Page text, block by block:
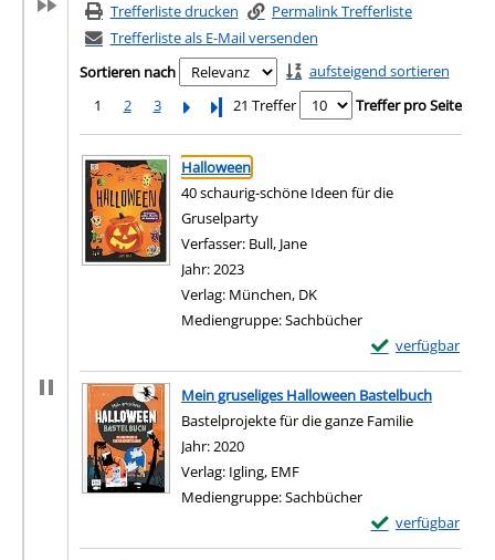
Trefferliste drucken
Permalink Trefferliste
Trefferliste als E-Mail versenden
Sortieren nach
aufsteigend sortieren
1
2 3 Letzte Seite
21 Treffer Treffer pro Seite
Suchergebnis
Zu den Suchfiltern springen
Halloween
40 schaurig-schöne Ideen für die
Gruselparty
Verfasser: Bull, Jane
Jahr:2023
Verlag: München, DK
Mediengruppe:Sachbücher
verfügbar
Exemplar-Details
Zum Download
Mein gruseliges Halloween Bastelbuch
Bastelprojekte für die ganze Familie
Suche nach diesem Verfasser
Jahr:2020
Verlag: Igling, EMF
Mediengruppe:Sachbücher
verfügbar
Exemplar-Details
Zum Download